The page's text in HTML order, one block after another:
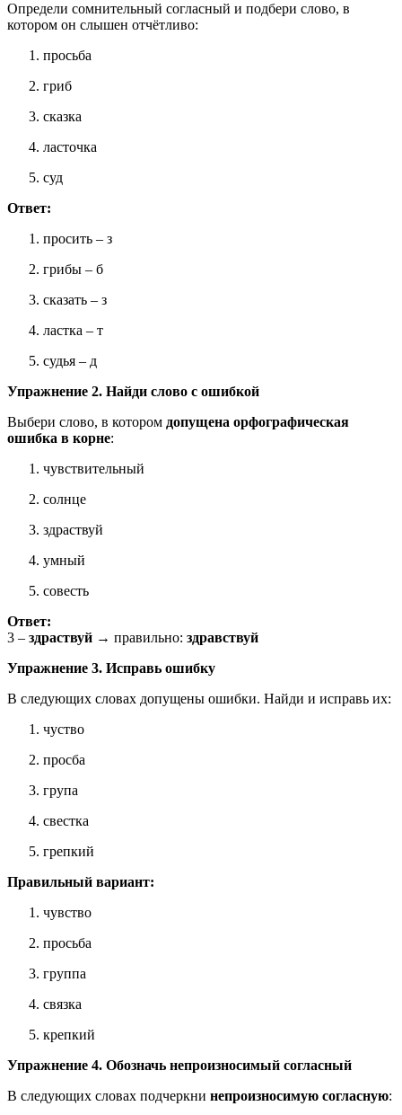
Определи сомнительный согласный и подбери слово, в
котором он слышен отчётливо:
просьба
гриб
сказка
ласточка
суд
Ответ:
просить – з
грибы – б
сказать – з
ластка – т
судья – д
Упражнение 2. Найди слово с ошибкой
Выбери слово, в котором допущена орфографическая
ошибка в корне:
чувствительный
солнце
здраствуй
умный
совесть
Ответ:
3 – здраствуй → правильно: здравствуй
Упражнение 3. Исправь ошибку
В следующих словах допущены ошибки. Найди и исправь их:
чуство
просба
група
свестка
грепкий
Правильный вариант:
чувство
просьба
группа
связка
крепкий
Упражнение 4. Обозначь непроизносимый согласный
В следующих словах подчеркни непроизносимую согласную: